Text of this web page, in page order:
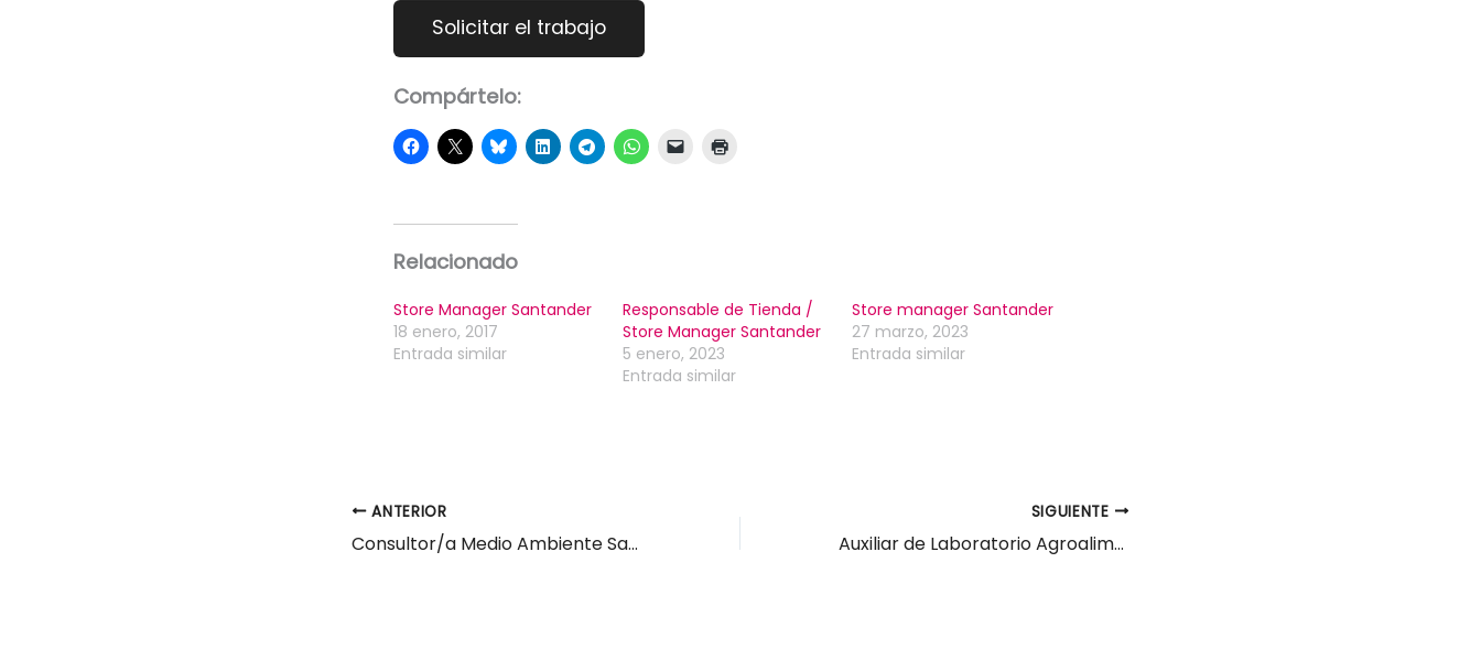
Compártelo:
Relacionado
Store Manager Santander
18 enero, 2017
Entrada similar
Responsable de Tienda /
Store Manager Santander
5 enero, 2023
Entrada similar
Store manager Santander
27 marzo, 2023
Entrada similar
ANTERIOR
Consultor/a Medio Ambiente Santander
SIGUIENTE
Auxiliar de Laboratorio Agroalimentario Santander